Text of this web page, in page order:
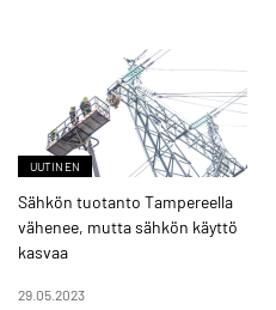
UUTINEN
Sähkön tuotanto Tampereella
vähenee, mutta sähkön käyttö
kasvaa
29.05.2023